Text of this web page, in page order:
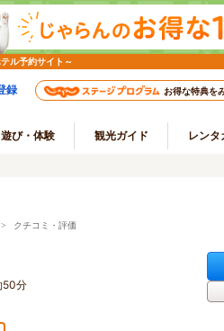
ル予約サイト～
録 お得な特典を
遊び・体験 観光ガイド レンタ
> クチコミ・評価
50分